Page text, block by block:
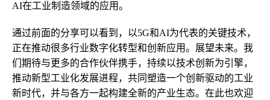
AI在工业制造领域的应用。
通过前面的分享可以看到，以5G和AI为代表的关键技术，
正在推动很多行业数字化转型和创新应用。展望未来。我
们期待与更多的合作伙伴携手，持续以技术创新为引擎，
推动新型工业化发展进程，共同塑造一个创新驱动的工业
新时代，并与各方一起构建全新的产业生态。在此也欢迎